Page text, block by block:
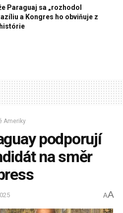
Paraguaj sa „rozhodol
a Kongres ho obviňuje z
Ameriky
podporují
na směr
AA